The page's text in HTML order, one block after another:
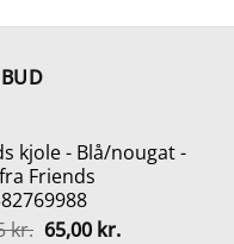
kjole - Blå/nougat -
Friends
kr. Den
65,00 kr.Den